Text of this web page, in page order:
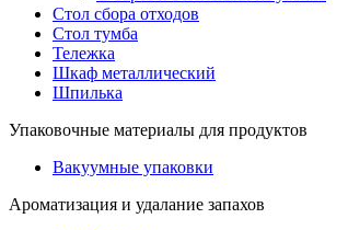
Стол сбора отходов
Стол тумба
Тележка
Шкаф металлический
Шпилька
Упаковочные материалы для продуктов
Вакуумные упаковки
Ароматизация и удалание запахов